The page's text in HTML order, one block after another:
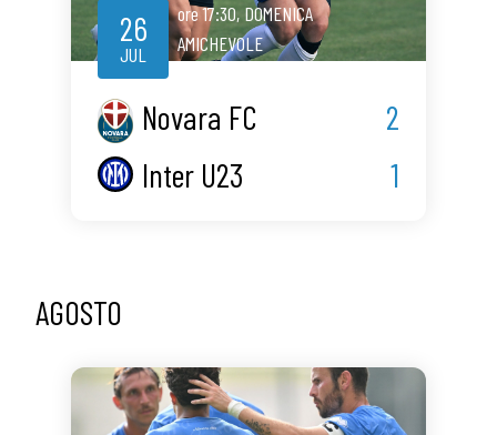
26
JUL
ore17:30, DOMENICA
AMICHEVOLE
Novara FC
2
Inter U23
1
AGOSTO